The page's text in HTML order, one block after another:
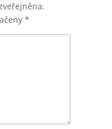
*